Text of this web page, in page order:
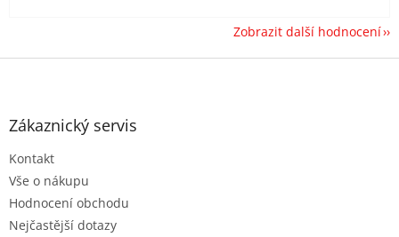
Zobrazit další hodnocení
Z
Zákaznický servis
Kontakt
Vše o nákupu
Hodnocení obchodu
Nejčastější dotazy